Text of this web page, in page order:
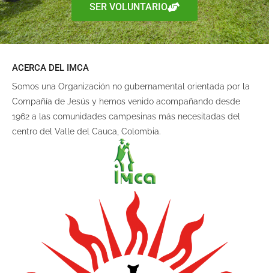
SER VOLUNTARIO
ACERCA DEL IMCA
Somos una Organización no gubernamental orientada por la
Compañía de Jesús y hemos venido acompañando desde
1962 a las comunidades campesinas más necesitadas del
centro del Valle del Cauca, Colombia.